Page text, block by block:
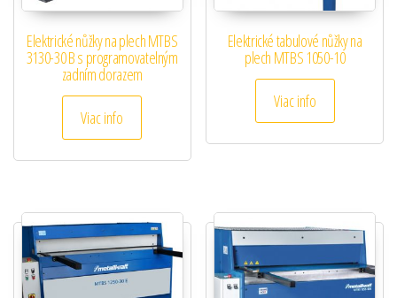
Elektrické nůžky na plech MTBS
3130-30 B s programovatelným
zadním dorazem
Viac info
Elektrické tabulové nůžky na
plech MTBS 1050-10
Viac info